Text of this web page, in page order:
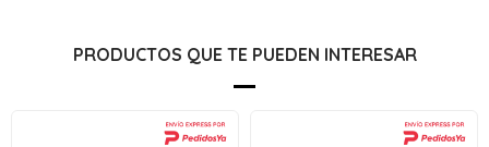
PRODUCTOS QUE TE PUEDEN INTERESAR